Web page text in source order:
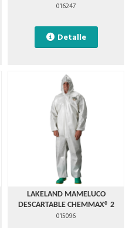
016247
Detalle
LAKELAND MAMELUCO
DESCARTABLE CHEMMAX® 2
015096